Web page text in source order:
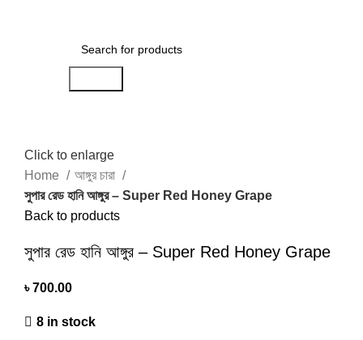
Click to enlarge
Home
আঙ্গুর চারা
সুপার রেড হানি আঙ্গুর – Super Red Honey Grape
Back to products
সুপার রেড হানি আঙ্গুর – Super Red Honey Grape
৳700.00
8 in stock